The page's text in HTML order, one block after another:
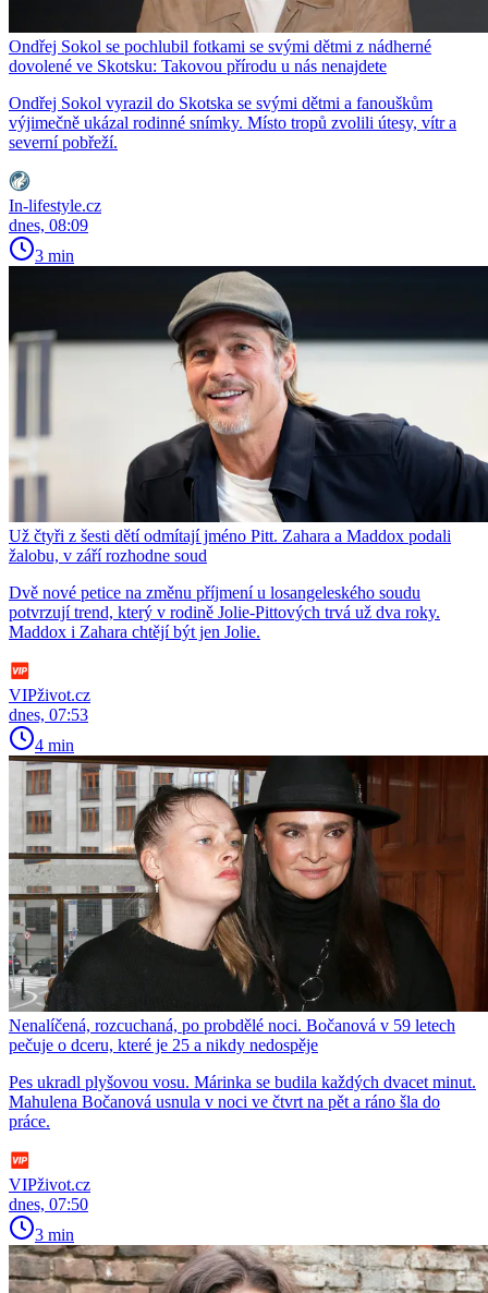
Ondřej Sokol se pochlubil fotkami se svými dětmi z nádherné
dovolené ve Skotsku: Takovou přírodu u nás nenajdete
Ondřej Sokol vyrazil do Skotska se svými dětmi a fanouškům
výjimečně ukázal rodinné snímky. Místo tropů zvolili útesy, vítr a
severní pobřeží.
In-lifestyle.cz
dnes, 08:09
3 min
Už čtyři z šesti dětí odmítají jméno Pitt. Zahara a Maddox podali
žalobu, v září rozhodne soud
Dvě nové petice na změnu příjmení u losangeleského soudu
potvrzují trend, který v rodině Jolie-Pittových trvá už dva roky.
Maddox i Zahara chtějí být jen Jolie.
VIPživot.cz
dnes, 07:53
4 min
Nenalíčená, rozcuchaná, po probdělé noci. Bočanová v 59 letech
pečuje o dceru, které je 25 a nikdy nedospěje
Pes ukradl plyšovou vosu. Márinka se budila každých dvacet minut.
Mahulena Bočanová usnula v noci ve čtvrt na pět a ráno šla do
práce.
VIPživot.cz
dnes, 07:50
3 min